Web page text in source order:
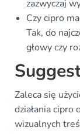
zazwyczaj
Czy cipro
Tak, do
głowy czy
Zaleca się
działania cipro
wizualnych